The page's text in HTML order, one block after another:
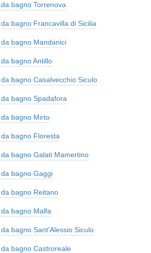
bagno Torrenova
bagno Francavilla di Sicilia
bagno Mandanici
bagno Antillo
bagno Casalvecchio Siculo
bagno Spadafora
bagno Mirto
bagno Floresta
bagno Galati Mamertino
bagno Gaggi
bagno Reitano
bagno Malfa
bagno Sant'Alessio Siculo
bagno Castroreale